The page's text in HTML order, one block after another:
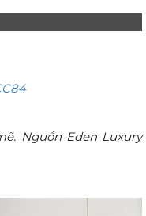
Nguồn Eden Luxury